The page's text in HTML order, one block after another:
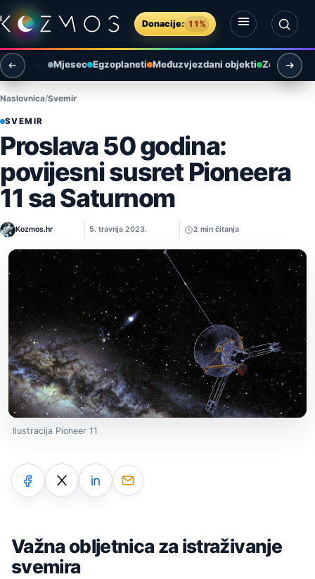
Preskoči na sadržaj
Donacije: 11%
Otvori izbornik
Otvori pretragu
Mjesec Egzoplaneti Međuzvjezdani objekti Zemlja i
Naslovnica Svemir
SVEMIR
Proslava 50 godina:
povijesni susret Pioneera
11 sa Saturnom
Kozmos.hr 5. travnja 2023. 2 min čitanja
Ilustracija Pioneer 11
Važna obljetnica za istraživanje
svemira